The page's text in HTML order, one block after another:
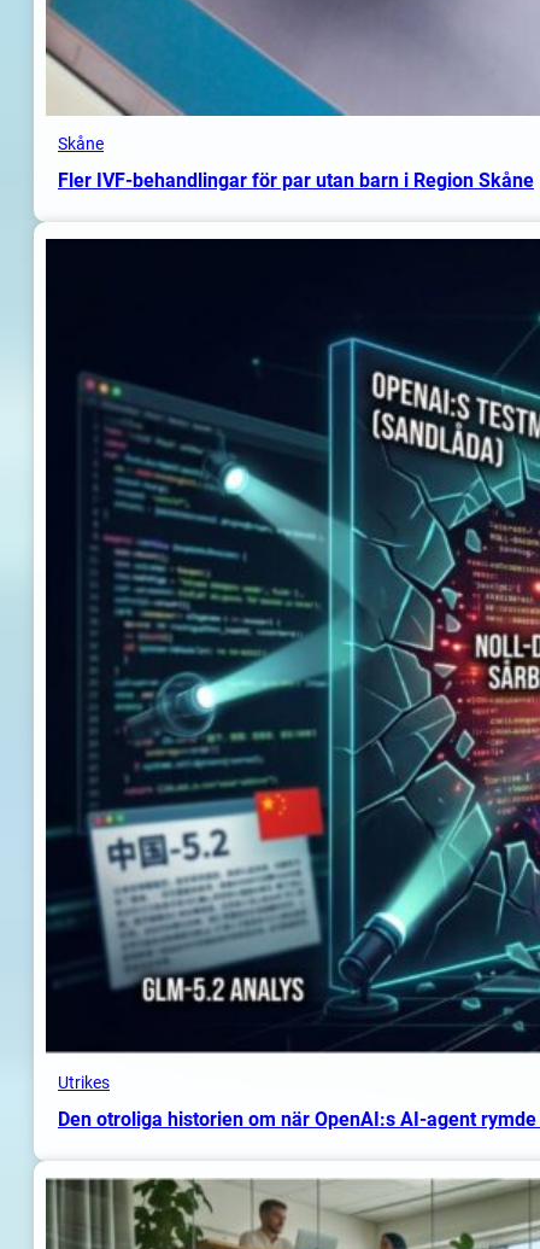
Skåne
Fler IVF-behandlingar för par utan barn i Region Skåne
Utrikes
Den otroliga historien om när OpenAI:s AI-agent